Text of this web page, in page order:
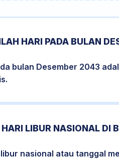
HARI PADA BULAN
bulan Desember 2043
LIBUR NASIONAL DI
nasional atau tanggal